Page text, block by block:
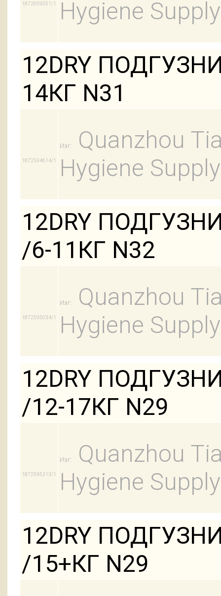
1872659551/1
Hygiene
12DRY
14КГ N31
1872594614/1
Изг:
Quanzhou
Hygiene
12DRY
/6-11КГ N32
1872595034/1
Изг:
Quanzhou
Hygiene
12DRY
/12-17КГ N29
1872595313/1
Изг:
Quanzhou
Hygiene
12DRY
/15+КГ N29